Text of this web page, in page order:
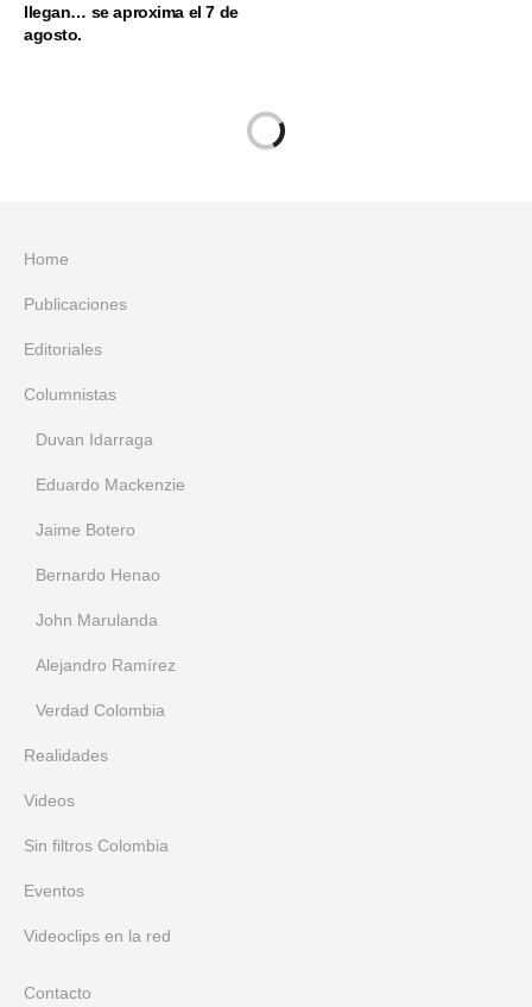
llegan… se aproxima el 7 de
agosto.
Home
Publicaciones
Editoriales
Columnistas
Duvan Idarraga
Eduardo Mackenzie
Jaime Botero
Bernardo Henao
John Marulanda
Alejandro Ramírez
Verdad Colombia
Realidades
Videos
Sin filtros Colombia
Eventos
Videoclips en la red
Contacto